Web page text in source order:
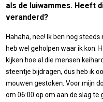
als de luiwammes. Heeft
veranderd?
Hahaha, nee! Ik ben nog
heb wel geholpen waar ik kon.
kijken hoe al die mensen
steentje bijdragen, dus heb ik
mouwen gestoken. Voor mijn
om 06:00 op om aan de slag te